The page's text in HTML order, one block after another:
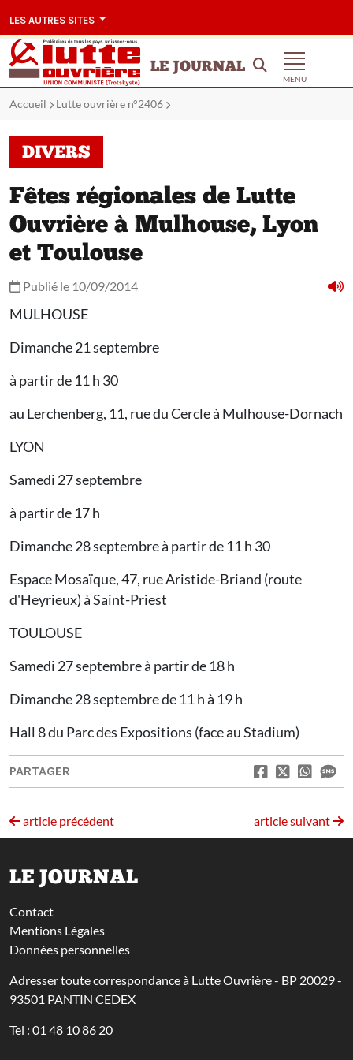
LES AUTRES SITES
LE JOURNAL
MENU
Accueil Lutte ouvrière n°2406
DIVERS
Fêtes régionales de Lutte
Ouvrière à Mulhouse, Lyon
et Toulouse
Publié le 10/09/2014
MULHOUSE
Dimanche 21 septembre
à partir de 11 h 30
au Lerchenberg, 11, rue du Cercle à Mulhouse-Dornach
LYON
Samedi 27 septembre
à partir de 17 h
Dimanche 28 septembre à partir de 11 h 30
Espace Mosaïque, 47, rue Aristide-Briand (route
d'Heyrieux) à Saint-Priest
TOULOUSE
Samedi 27 septembre à partir de 18 h
Dimanche 28 septembre de 11 h à 19 h
Hall 8 du Parc des Expositions (face au Stadium)
PARTAGER
article précédent article suivant
LE JOURNAL
Contact
Mentions Légales
Données personnelles
Adresser toute correspondance à Lutte Ouvrière - BP 20029 -
93501 PANTIN CEDEX
Tel : 01 48 10 86 20